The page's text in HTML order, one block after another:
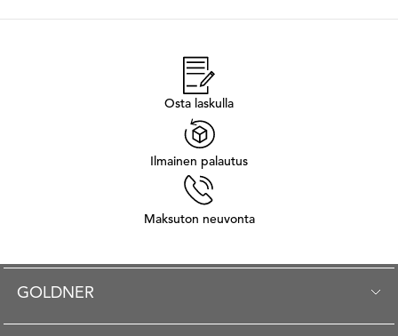
Osta laskulla
Ilmainen palautus
Maksuton neuvonta
GOLDNER